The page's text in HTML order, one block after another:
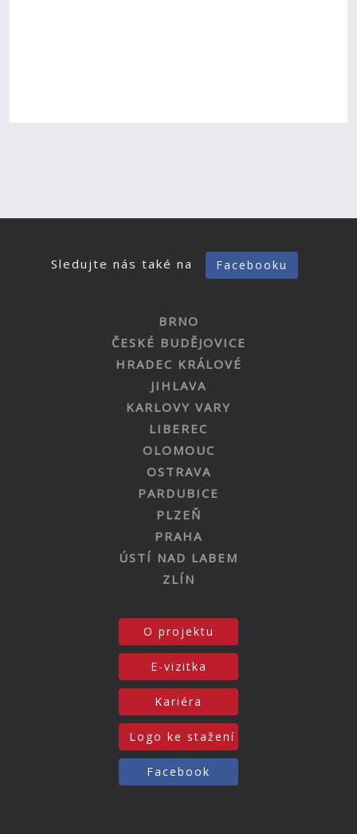
Sledujte nás také na Facebooku
BRNO
ČESKÉ BUDĚJOVICE
HRADEC KRÁLOVÉ
JIHLAVA
KARLOVY VARY
LIBEREC
OLOMOUC
OSTRAVA
PARDUBICE
PLZEŇ
PRAHA
ÚSTÍ NAD LABEM
ZLÍN
O projektu
E-vizitka
Kariéra
Logo ke stažení
Facebook